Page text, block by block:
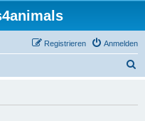
Anmelden
Registrieren